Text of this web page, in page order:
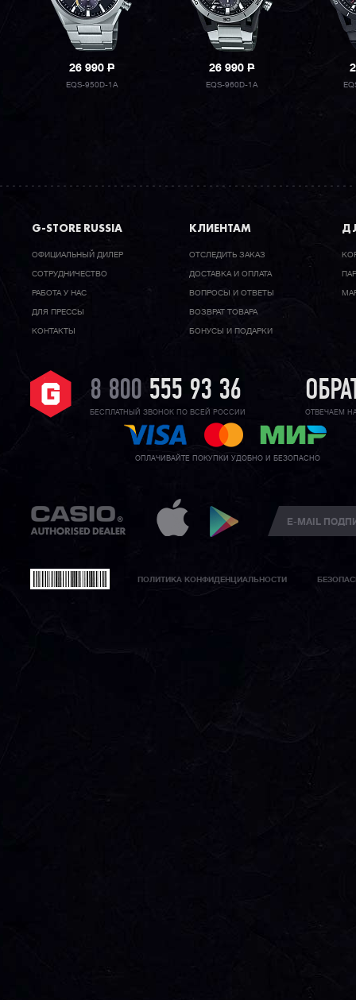
26 990P
EQS-950D-1A
26 990P
EQS-960D-1A
G-STORE RUSSIA
ОФИЦИАЛЬНЫЙ ДИЛЕР
CОТРУДНИЧЕСТВО
РАБОТА У НАС
ДЛЯ ПРЕССЫ
КОНТАКТЫ
КЛИЕНТАМ
ОТСЛЕДИТЬ ЗАКАЗ
ДОСТАВКА И ОПЛАТА
ВОПРОСЫ И ОТВЕТЫ
ВОЗВРАТ ТОВАРА
БОНУСЫ И ПОДАРКИ
8 800 555 93 36
БЕСПЛАТНЫЙ ЗВОНОК ПО ВСЕЙ РОССИИ ОТВЕЧАЕМ
ОПЛАЧИВАЙТЕ ПОКУПКИ УДОБНО И БЕЗОПАСНО
ПОЛИТИКА КОНФИДЕНЦИАЛЬНОСТИ